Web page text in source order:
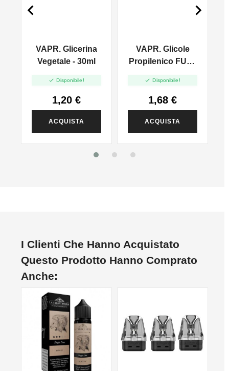
VAPR. Glicerina
Vegetale - 30ml
 Disponibile!
1,20 €
ACQUISTA
VAPR. Glicole
Propilenico FULL
 Disponibile!
1,68 €
ACQUISTA
 
I Clienti Che Hanno Acquistato
Questo Prodotto Hanno Comprato
Anche:
NON DISPONIBILE